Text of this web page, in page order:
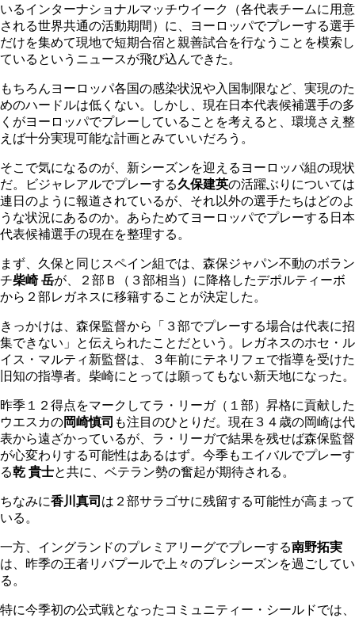
いるインターナショナルマッチウイーク（各代表チームに用意
される世界共通の活動期間）に、ヨーロッパでプレーする選手
だけを集めて現地で短期合宿と親善試合を行なうことを模索し
ているというニュースが飛び込んできた。
もちろんヨーロッパ各国の感染状況や入国制限など、実現のた
めのハードルは低くない。しかし、現在日本代表候補選手の多
くがヨーロッパでプレーしていることを考えると、環境さえ整
えば十分実現可能な計画とみていいだろう。
そこで気になるのが、新シーズンを迎えるヨーロッパ組の現状
だ。ビジャレアルでプレーする久保建英の活躍ぶりについては
連日のように報道されているが、それ以外の選手たちはどのよ
うな状況にあるのか。あらためてヨーロッパでプレーする日本
代表候補選手の現在を整理する。
まず、久保と同じスペイン組では、森保ジャパン不動のボラン
チ柴崎 岳が、２部Ｂ（３部相当）に降格したデポルティーボ
から２部レガネスに移籍することが決定した。
きっかけは、森保監督から「３部でプレーする場合は代表に招
集できない」と伝えられたことだという。レガネスのホセ・ル
イス・マルティ新監督は、３年前にテネリフェで指導を受けた
旧知の指導者。柴崎にとっては願ってもない新天地になった。
昨季１２得点をマークしてラ・リーガ（１部）昇格に貢献した
ウエスカの岡崎慎司 も注目のひとりだ。現在３４歳の岡崎は代
表から遠ざかっているが、ラ・リーガで結果を残せば森保監督
が心変わりする可能性はあるはず。今季もエイバルでプレーす
る乾 貴士と共に、ベテラン勢の奮起が期待される。
ちなみに香川真司 は２部サラゴサに残留する可能性が高まって
いる。
一方、イングランドのプレミアリーグでプレーする南野拓実
は、昨季の王者リバプールで上々のプレシーズンを過ごしてい
る。
特に今季初の公式戦となったコミュニティー・シールドでは、